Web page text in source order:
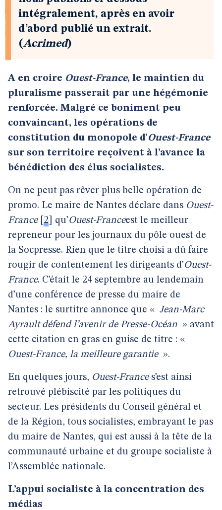
intégralement, après en avoir
d’abord publié un extrait.
(Acrimed)
A en croire Ouest-France, le maintien du
pluralisme passerait par une hégémonie
renforcée. Malgré ce boniment peu
convaincant, les opérations de
constitution du monopole d’Ouest-France
sur son territoire reçoivent à l’avance la
bénédiction des élus socialistes.
On ne peut pas rêver plus belle opération de
promo. Le maire de Nantes déclare dans Ouest-
France[ 2 qu’Ouest-Franceest le meilleur
repreneur pour les journaux du pôle ouest de
la Socpresse. Rien que le titre choisi a dû faire
rougir de contentement les dirigeants d’Ouest-
France. C’était le 24 septembre au lendemain
d’une conférence de presse du maire de
Nantes : le surtitre annonce que « Jean-Marc
Ayrault défend l’avenir de Presse-Océan » avant
cette citation en gras en guise de titre : «
Ouest-France, la meilleure garantie ».
En quelques jours, Ouest-Frances’est ainsi
retrouvé plébiscité par les politiques du
secteur. Les présidents du Conseil général et
de la Région, tous socialistes, embrayant le pas
du maire de Nantes, qui est aussi à la tête de la
communauté urbaine et du groupe socialiste à
l’Assemblée nationale.
L’appui socialiste à la concentration des
médias